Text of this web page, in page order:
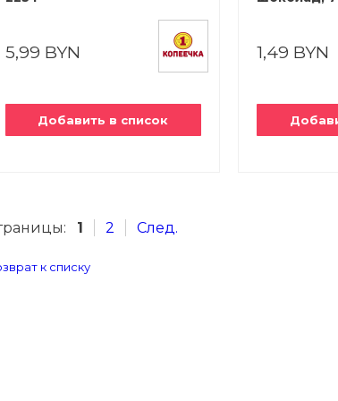
5,99 BYN
Добавить в список
1,49 BYN
1 2 След.
к списку